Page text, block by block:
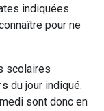
indiquées
pour ne
scolaires
du jour indiqué.
sont donc en